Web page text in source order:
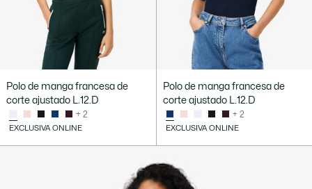
Polo de manga francesa de
corte ajustado L.12.D
+ 2
EXCLUSIVA ONLINE
Polo de manga francesa de
corte ajustado L.12.D
+ 2
EXCLUSIVA ONLINE